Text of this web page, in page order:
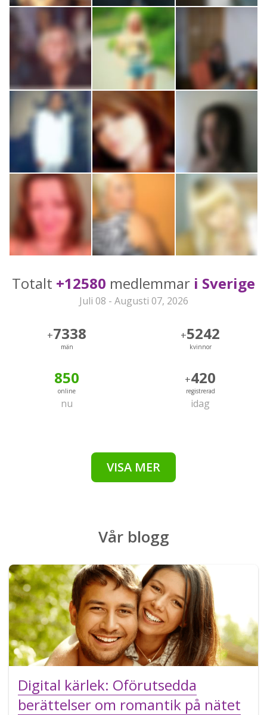
Totalt +12580 medlemmar i Sverige
Juli 08 - Augusti 07, 2026
+7338
män
+5242
kvinnor
850
online
nu
+420
registrerad
idag
VISA MER
Vår blogg
Digital kärlek: Oförutsedda
berättelser om romantik på nätet